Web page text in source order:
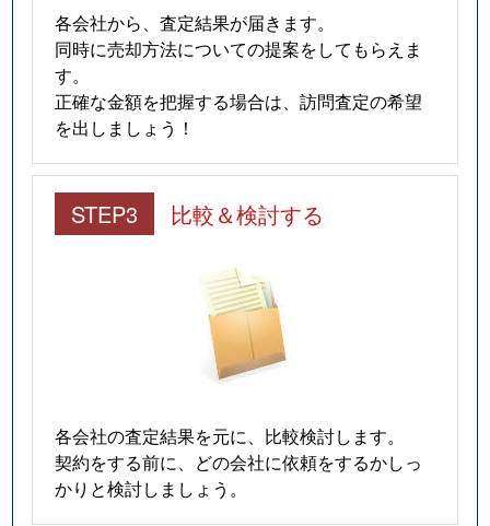
各会社から、査定結果が届きます。
同時に売却方法についての提案をしてもらえま
す。
正確な金額を把握する場合は、訪問査定の希望
を出しましょう！
STEP3 比較＆検討する
各会社の査定結果を元に、比較検討します。
契約をする前に、どの会社に依頼をするかしっ
かりと検討しましょう。